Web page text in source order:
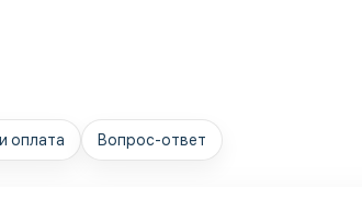
оплата Вопрос-ответ